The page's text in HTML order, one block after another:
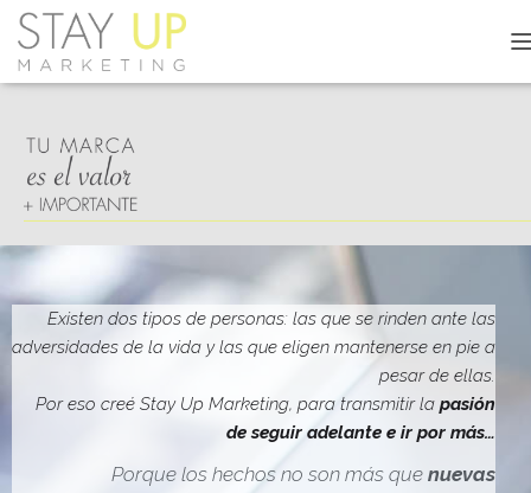
A
M
D
E
N
A
V
G
Existen dos tipos de personas: las que se rinden ante las
adversidades de la vida y las que eligen mantenerse en pie a
pesar de ellas.
Por eso creé Stay Up Marketing, para transmitir la pasión
de seguir adelante e ir por más…
Porque los hechos no son más que nuevas